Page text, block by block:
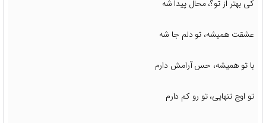
کی بهتر از تو؟، محال پیدا شه
عشقت همیشه، تو دلم جا شه
با تو همیشه، حس آرامش دارم
تو اوج تنهایی، تو رو کم دارم